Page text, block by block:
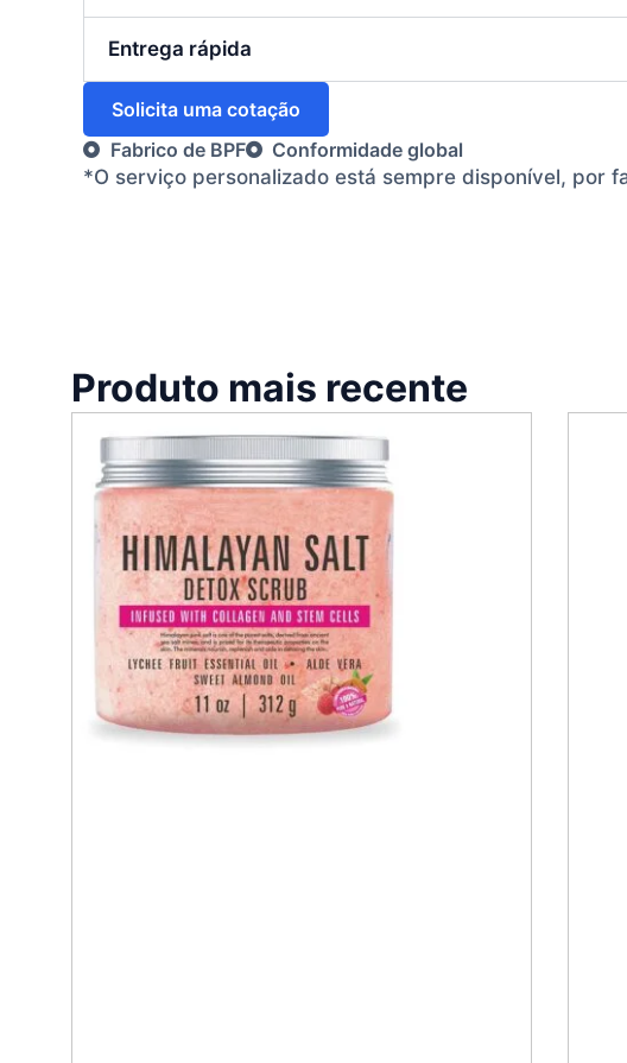
Entrega rápida
Solicita uma cotação
Fabrico de BPF
Conformidade global
*O serviço personalizado está sempre disponível, por
Produto mais recente